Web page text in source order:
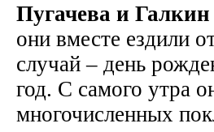
Пугачева и Галкин
они вместе ездили
случай – день
год. С самого утра
многочисленных